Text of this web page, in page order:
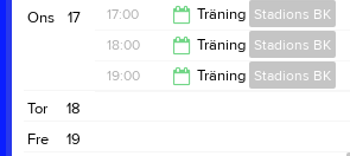
18:00
17
Ons 17:00 Träning Stadions BK
18:00
18:00 Träning Stadions BK
19:00 Träning Stadions BK
18
Tor
19
Fre